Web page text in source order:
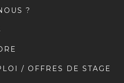
?
/ OFFRES DE STAGE